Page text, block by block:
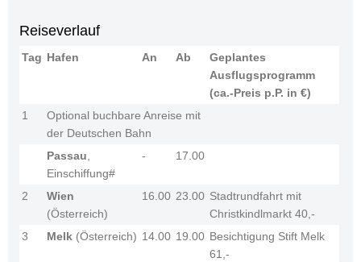
Reiseverlauf
Tag Hafen An Ab
Geplantes
Ausflugsprogramm
(ca.-Preis p.P. in €)
1
Optional buchbare Anreise mit
der Deutschen Bahn
Passau,
Einschiffung#
- 17.00
2
Wien
(Österreich)
16.00 23.00 Stadtrundfahrt mit
Christkindlmarkt 40,-
3
Melk (Österreich) 14.00 19.00 Besichtigung Stift Melk
61,-